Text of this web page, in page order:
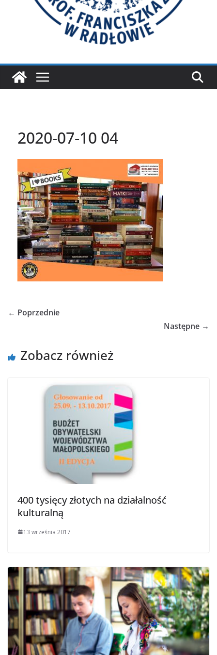
2020-07-10 04
← Poprzednie
Następne →
Zobacz również
400 tysięcy złotych na działalność
kulturalną
13 września 2017